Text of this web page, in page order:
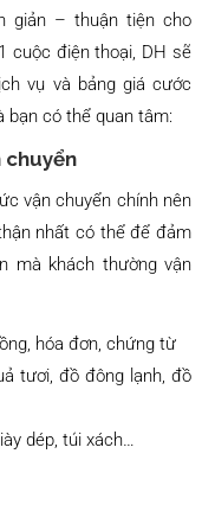
giản – thuận tiện cho
cuộc điện thoại, DH sẽ
vụ và bảng giá cước
bạn có thể quan tâm:
chuyển
vận chuyển chính nên
nhất có thể để đảm
mà khách thường vận
hóa đơn, chứng từ
tươi, đồ đông lạnh, đồ
dép, túi xách…